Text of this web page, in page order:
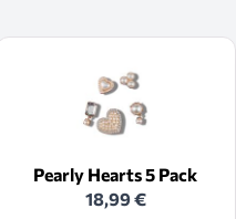
Pearly Hearts 5 Pack
18,99 €